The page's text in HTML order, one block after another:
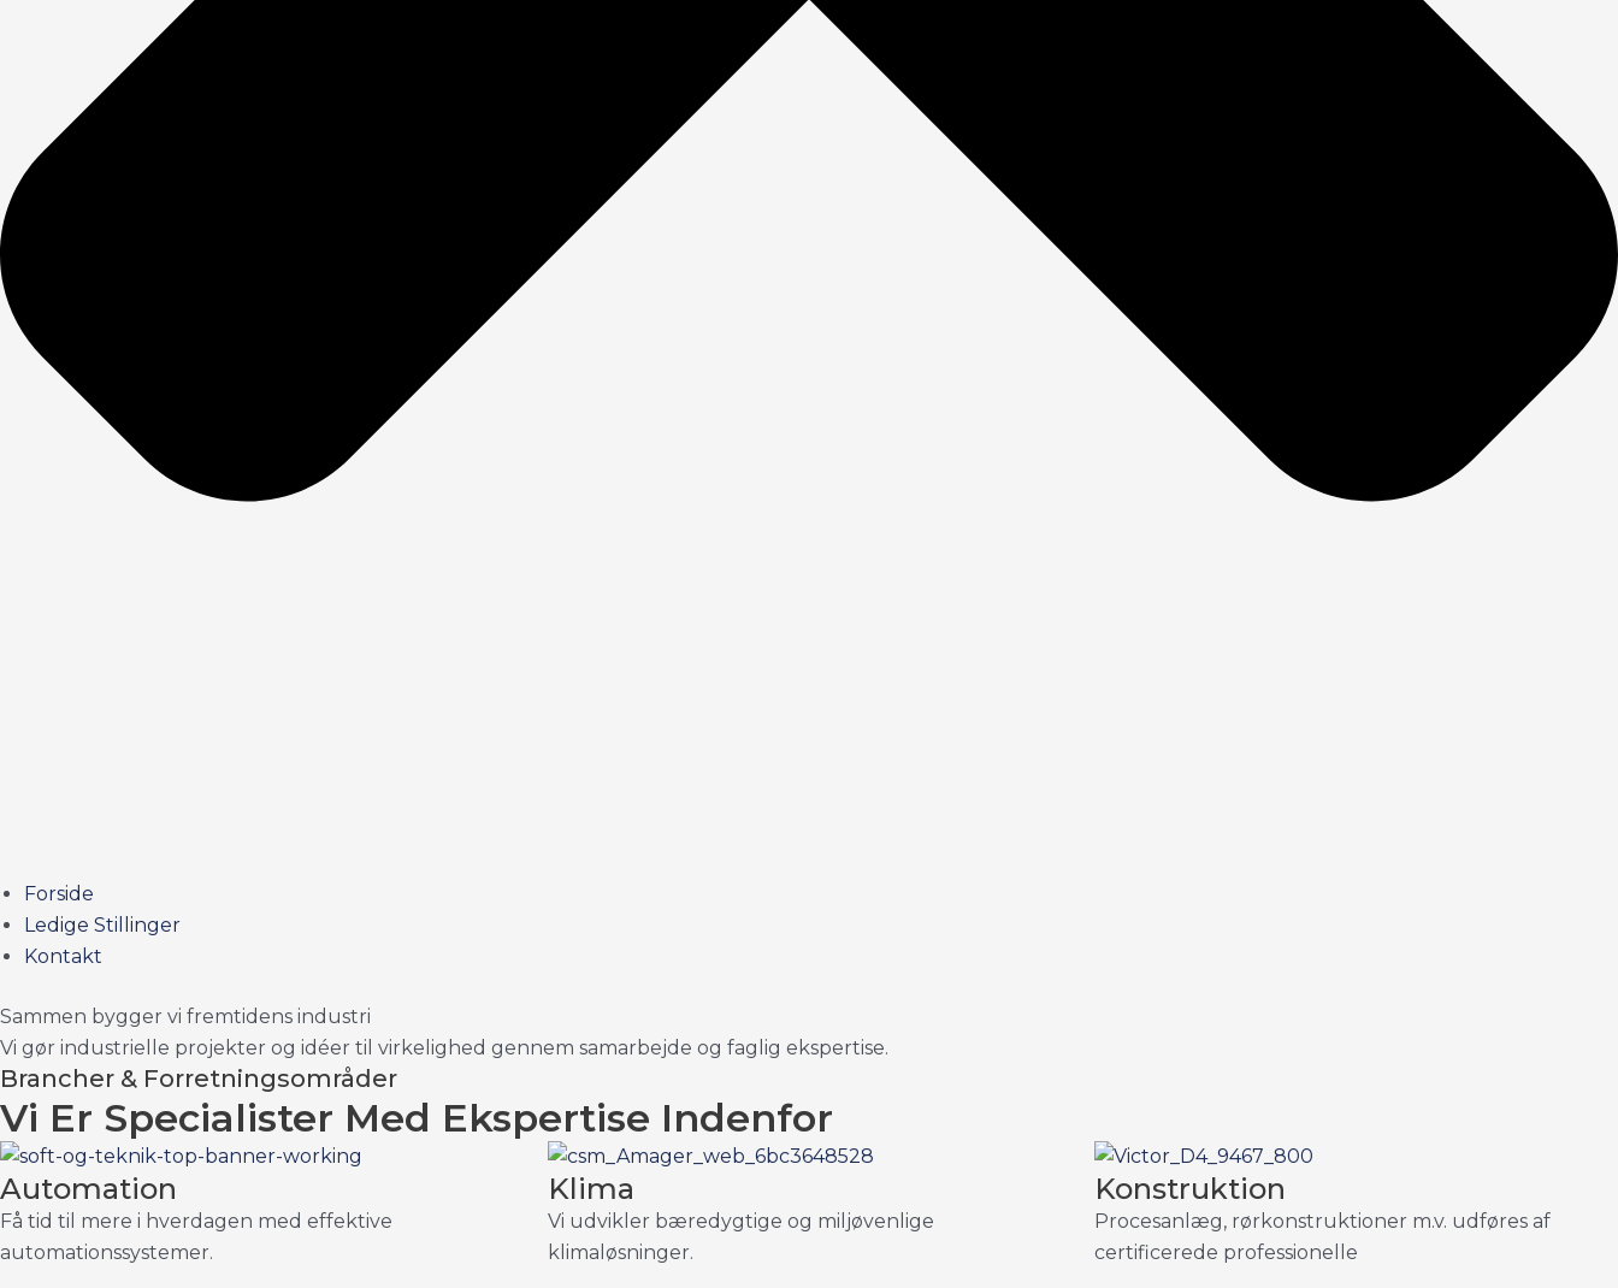
Forside
Ledige Stillinger
Kontakt
Sammen bygger vi fremtidens industri
Vi gør industrielle projekter og idéer til virkelighed gennem samarbejde og faglig ekspertise.
Brancher & Forretningsområder
Vi Er Specialister Med Ekspertise Indenfor
Automation
Få tid til mere i hverdagen med effektive
automationssystemer.
Klima
Vi udvikler bæredygtige og miljøvenlige
klimaløsninger.
Konstruktion
Procesanlæg, rørkonstruktioner m.v. udføres af
certificerede professionelle